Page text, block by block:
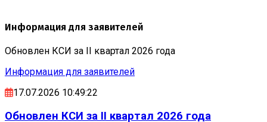
Информация для заявителей
Обновлен КСИ за II квартал 2026 года
Информация для заявителей
17.07.2026 10:49:22
Обновлен КСИ за II квартал 2026 года